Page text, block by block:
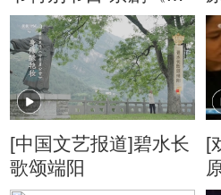
原》 第一场
[中国文艺报道]碧水长
歌颂端阳
[